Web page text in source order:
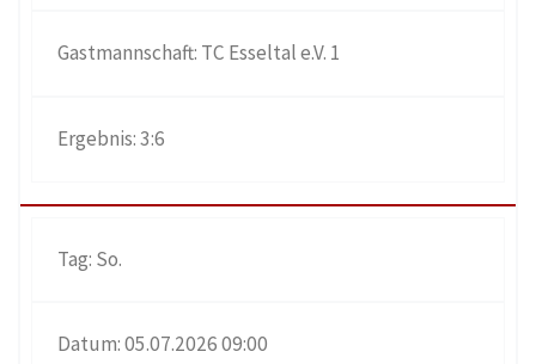
TC Esseltal e.V. 1
3:6
So.
05.07.2026 09:00